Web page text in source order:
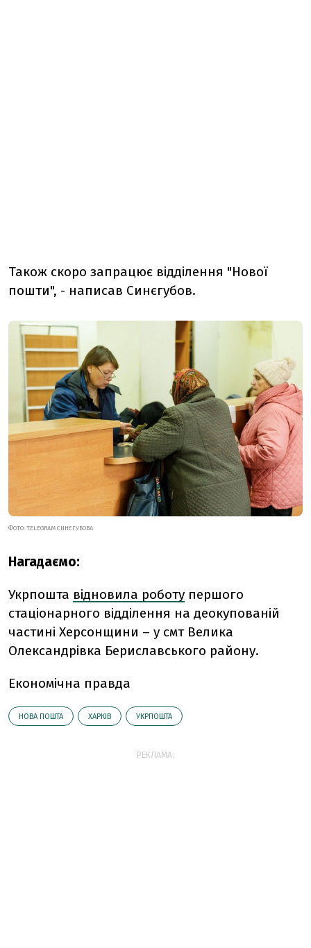
Також скоро запрацює відділення "Нової
пошти", - написав Синєгубов.
ФОТО: TELEGRAM СИНЄГУБОВА
Нагадаємо:
Укрпошта відновила роботу першого
стаціонарного відділення на деокупованій
частині Херсонщини – у смт Велика
Олександрівка Бериславського району.
Економічна правда
НОВА ПОШТА ХАРКІВ УКРПОШТА
РЕКЛАМА: